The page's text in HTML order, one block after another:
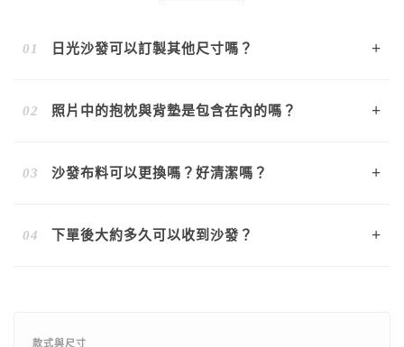
01 日光沙發可以訂製其他尺寸嗎？ +
可以的！我們提供尺寸客製化服務。無論是縮小或加寬，都
02 照片中的抱枕與背墊是包含在內的嗎？ +
是的，日光沙發一座即包含兩個背墊、兩個抱枕以及兩個腰
03 沙發布料可以更換嗎？好清潔嗎？ +
我們的沙發皆可依照您的需求更換布料材質與顏色 。若您家
04 下單後大約多久可以收到沙發？ +
間，建議提早與專員預約諮詢排程。
款式與尺寸